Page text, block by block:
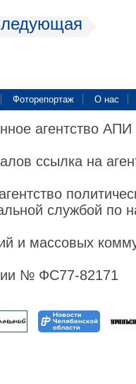
Фоторепортаж О нас
агентство
ссылка на
службой по
и массовых
№ ФС77-82171